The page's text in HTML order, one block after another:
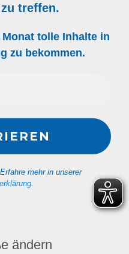
treffen.
tolle Inhalte in
zu bekommen.
mehr in unserer
ändern